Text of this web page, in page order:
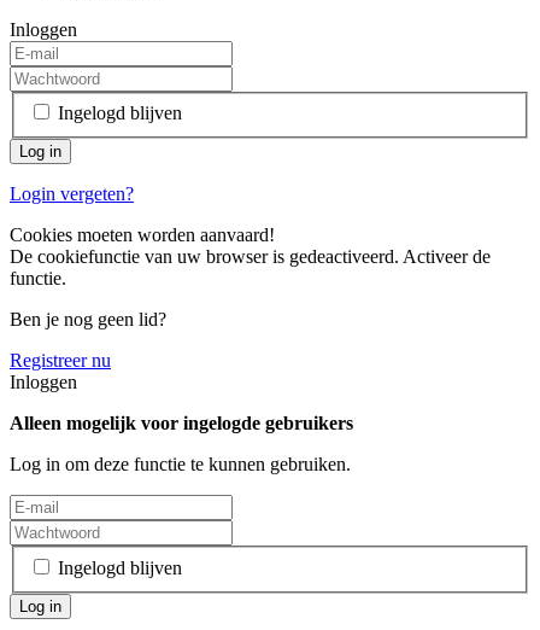
Inloggen
Ingelogd blijven
Login vergeten?
Cookies moeten worden aanvaard!
De cookiefunctie van uw browser is gedeactiveerd. Activeer de
functie.
Ben je nog geen lid?
Registreer nu
Inloggen
Alleen mogelijk voor ingelogde gebruikers
Log in om deze functie te kunnen gebruiken.
Ingelogd blijven